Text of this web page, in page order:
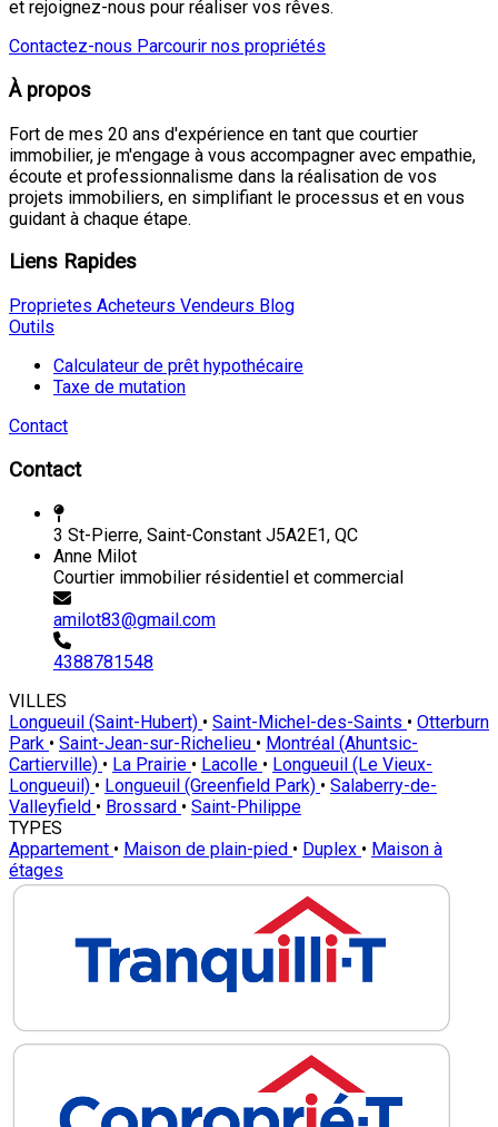
et rejoignez-nous pour réaliser vos rêves.
Contactez-nous Parcourir nos propriétés
À propos
Fort de mes 20 ans d'expérience en tant que courtier
immobilier, je m'engage à vous accompagner avec empathie,
écoute et professionnalisme dans la réalisation de vos
projets immobiliers, en simplifiant le processus et en vous
guidant à chaque étape.
Liens Rapides
Proprietes Acheteurs Vendeurs Blog
Outils
Calculateur de prêt hypothécaire
Taxe de mutation
Contact
Contact
3 St-Pierre, Saint-Constant J5A2E1, QC
Anne Milot
Courtier immobilier résidentiel et commercial
amilot83@gmail.com
4388781548
VILLES
Longueuil (Saint-Hubert) • Saint-Michel-des-Saints • Otterburn
Park • Saint-Jean-sur-Richelieu • Montréal (Ahuntsic-
Cartierville) • La Prairie • Lacolle • Longueuil (Le Vieux-
Longueuil) • Longueuil (Greenfield Park) • Salaberry-de-
Valleyfield • Brossard • Saint-Philippe
TYPES
Appartement • Maison de plain-pied • Duplex • Maison à
étages